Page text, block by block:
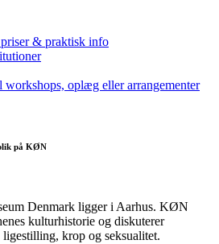
& praktisk info
oplæg eller arrangementer
på KØN
Denmark ligger i Aarhus. KØN
kulturhistorie og diskuterer
krop og seksualitet.